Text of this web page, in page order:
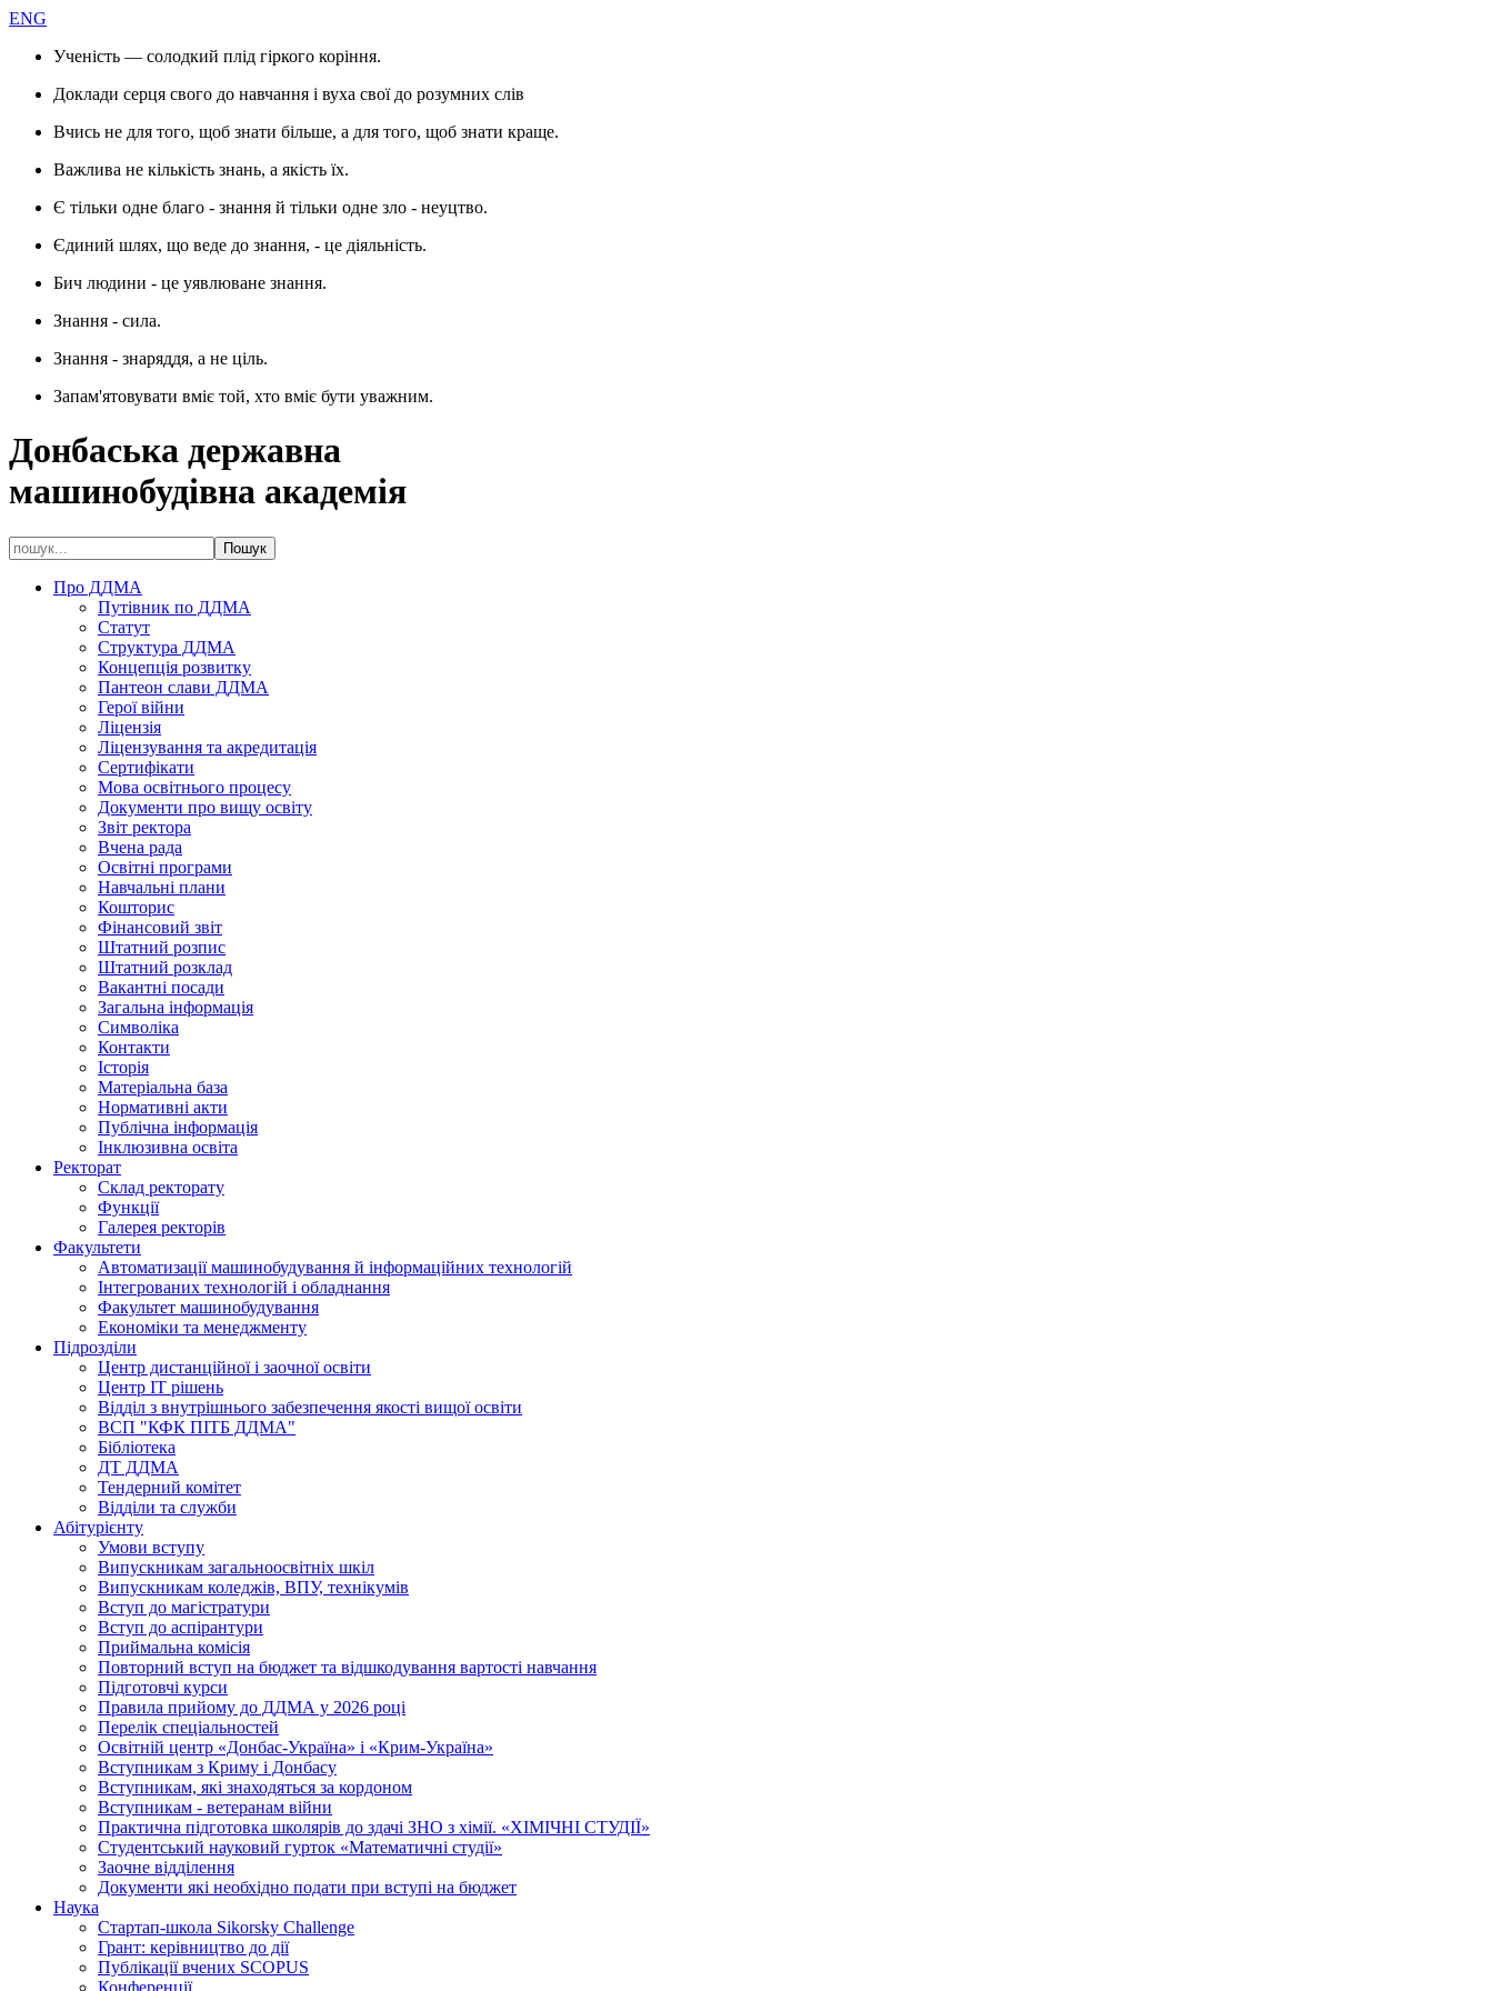
ENG
Ученість — солодкий плід гіркого коріння.
Доклади серця свого до навчання і вуха свої до розумних слів
Вчись не для того, щоб знати більше, а для того, щоб знати краще.
Важлива не кількість знань, а якість їх.
Є тільки одне благо - знання й тільки одне зло - неуцтво.
Єдиний шлях, що веде до знання, - це діяльність.
Бич людини - це уявлюване знання.
Знання - сила.
Знання - знаряддя, а не ціль.
Запам'ятовувати вміє той, хто вміє бути уважним.
Донбаська державна
машинобудівна академія
Про ДДМА
Путівник по ДДМА
Статут
Структура ДДМА
Концепція розвитку
Пантеон слави ДДМА
Герої війни
Ліцензія
Ліцензування та акредитація
Сертифікати
Мова освітнього процесу
Документи про вищу освіту
Звіт ректора
Вчена рада
Освітні програми
Навчальні плани
Кошторис
Фінансовий звіт
Штатний розпис
Штатний розклад
Вакантні посади
Загальна інформація
Символіка
Контакти
Історія
Матеріальна база
Нормативні акти
Публічна інформація
Інклюзивна освіта
Ректорат
Склад ректорату
Функції
Галерея ректорів
Факультети
Автоматизації машинобудування й інформаційних технологій
Інтегрованих технологій і обладнання
Факультет машинобудування
Економіки та менеджменту
Підрозділи
Центр дистанційної і заочної освіти
Центр ІТ рішень
Відділ з внутрішнього забезпечення якості вищої освіти
ВСП "КФК ПІТБ ДДМА"
Бібліотека
ДТ ДДМА
Тендерний комітет
Відділи та служби
Абітурієнту
Умови вступу
Випускникам загальноосвітніх шкіл
Випускникам коледжів, ВПУ, технікумів
Вступ до магістратури
Вступ до аспірантури
Приймальна комісія
Повторний вступ на бюджет та відшкодування вартості навчання
Підготовчі курси
Правила прийому до ДДМА у 2026 році
Перелік спеціальностей
Освітній центр «Донбас-Україна» і «Крим-Україна»
Вступникам з Криму і Донбасу
Вступникам, які знаходяться за кордоном
Вступникам - ветеранам війни
Практична підготовка школярів до здачі ЗНО з хімії. «ХІМІЧНІ СТУДІЇ»
Студентський науковий гурток «Математичні студії»
Заочне відділення
Документи які необхідно подати при вступі на бюджет
Наука
Стартап-школа Sikorsky Challenge
Грант: керівництво до дії
Публікації вчених SCOPUS
Конференції